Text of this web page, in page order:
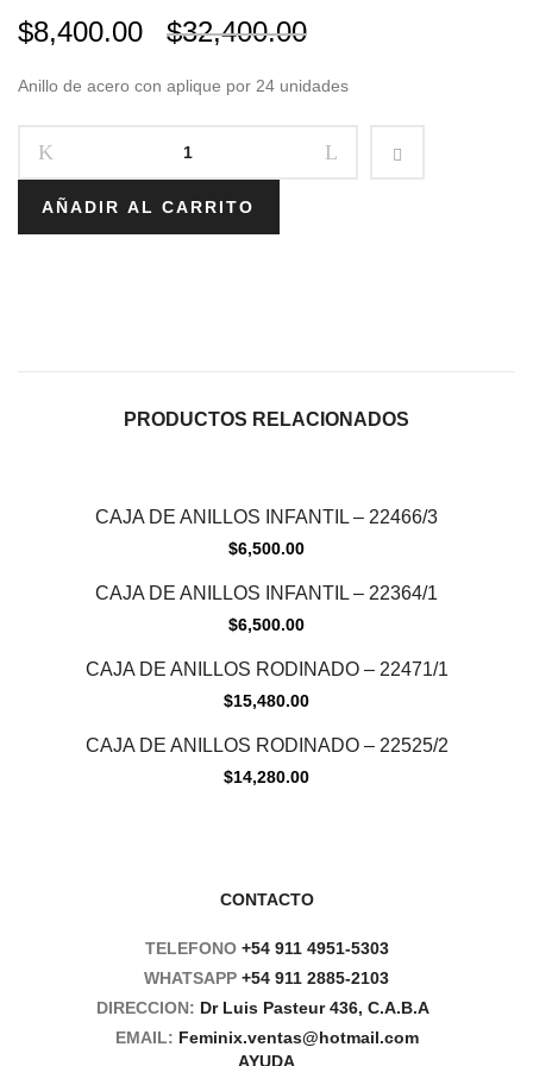
$32,400.00
$8,400.00
Anillo de acero con aplique por 24 unidades
AÑADIR AL CARRITO
PRODUCTOS RELACIONADOS
CAJA DE ANILLOS INFANTIL – 22466/3
$6,500.00
CAJA DE ANILLOS INFANTIL – 22364/1
$6,500.00
CAJA DE ANILLOS RODINADO – 22471/1
$15,480.00
CAJA DE ANILLOS RODINADO – 22525/2
$14,280.00
CONTACTO
TELEFONO +54 911 4951-5303
WHATSAPP +54 911 2885-2103
DIRECCION: Dr Luis Pasteur 436, C.A.B.A
EMAIL: Feminix.ventas@hotmail.com
AYUDA